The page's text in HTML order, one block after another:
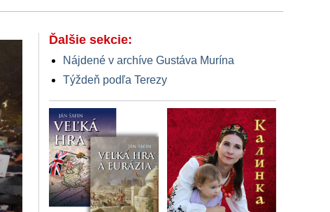
Ďalšie sekcie:
Nájdené v archíve Gustáva Murína
Týždeň podľa Terezy